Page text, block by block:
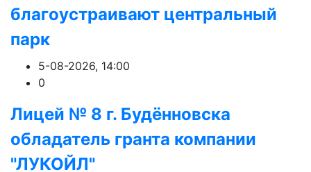
благоустраивают центральный
парк
5-08-2026, 14:00
0
Лицей № 8 г. Будëнновска
обладатель гранта компании
"ЛУКОЙЛ"